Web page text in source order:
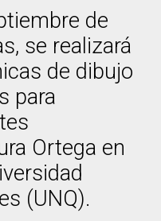
de
se realizará
de dibujo
para
Ortega en
(UNQ).